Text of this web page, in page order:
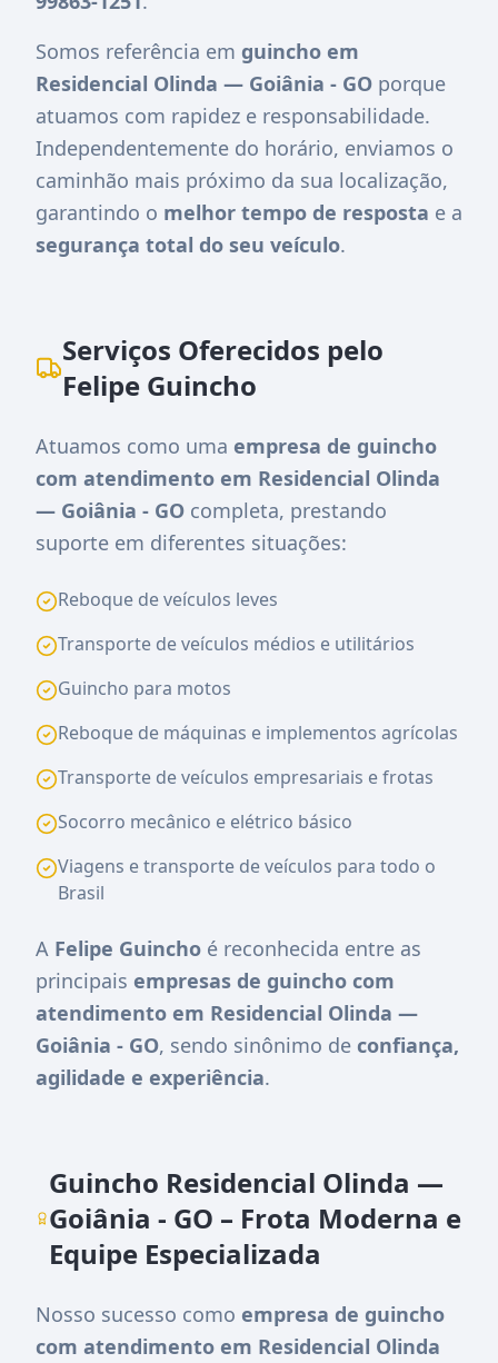
Somos referência em guincho em
Residencial Olinda — Goiânia - GO porque
atuamos com rapidez e responsabilidade.
Independentemente do horário, enviamos o
caminhão mais próximo da sua localização,
garantindo o melhor tempo de resposta e a
segurança total do seu veículo.
Serviços Oferecidos pelo
Felipe Guincho
Atuamos como uma empresa de guincho
com atendimento em Residencial Olinda
— Goiânia - GO completa, prestando
suporte em diferentes situações:
Reboque de veículos leves
Transporte de veículos médios e utilitários
Guincho para motos
Reboque de máquinas e implementos agrícolas
Transporte de veículos empresariais e frotas
Socorro mecânico e elétrico básico
Viagens e transporte de veículos para todo o
Brasil
A Felipe Guincho é reconhecida entre as
principais empresas de guincho com
atendimento em Residencial Olinda —
Goiânia - GO, sendo sinônimo de confiança,
agilidade e experiência.
Guincho Residencial Olinda —
Goiânia - GO – Frota Moderna e
Equipe Especializada
Nosso sucesso como empresa de guincho
com atendimento em Residencial Olinda